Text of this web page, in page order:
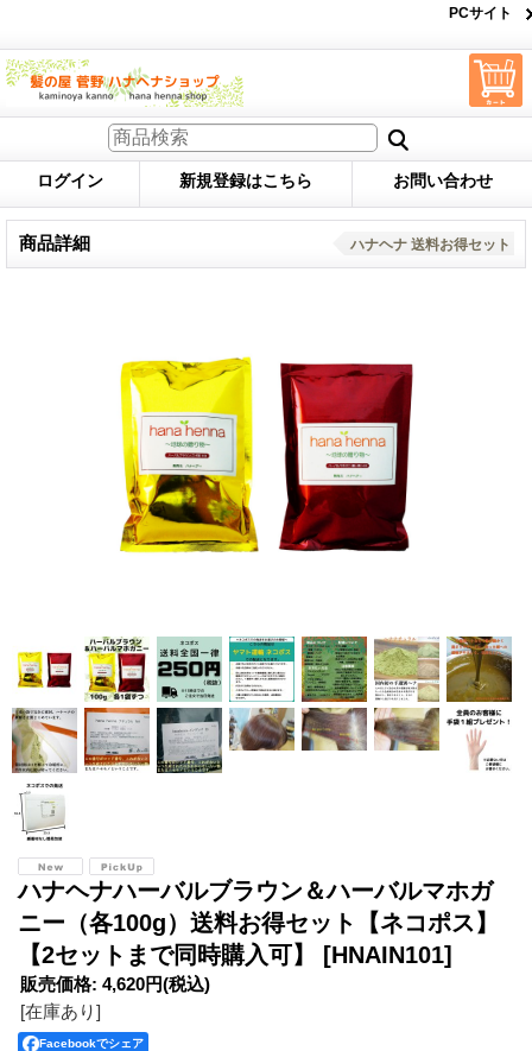
PCサイト
ログイン 新規登録はこちら お問い合わせ
商品詳細 ハナヘナ 送料お得セット
ハナヘナハーバルブラウン＆ハーバルマホガ
ニー（各100g）送料お得セット【ネコポス】
【2セットまで同時購入可】 [HNAIN101]
販売価格: 4,620円(税込)
[在庫あり]
Facebookでシェア